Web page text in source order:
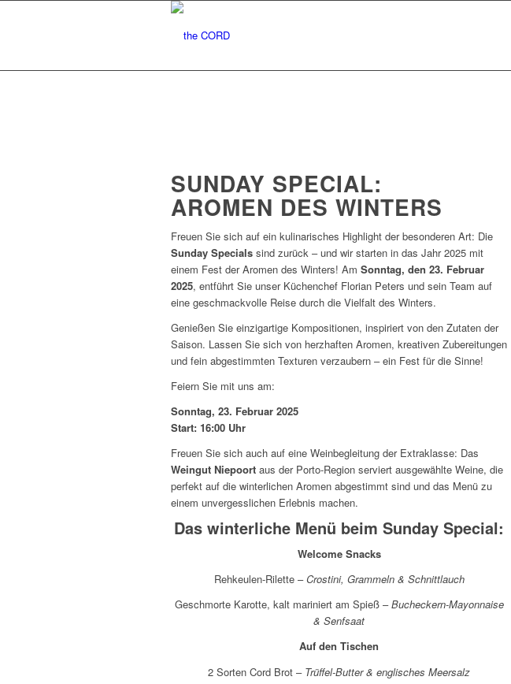
SUNDAY SPECIAL:
AROMEN DES WINTERS
Freuen Sie sich auf ein kulinarisches Highlight der besonderen Art: Die
Sunday Specials sind zurück – und wir starten in das Jahr 2025 mit
einem Fest der Aromen des Winters! Am Sonntag, den 23. Februar
2025, entführt Sie unser Küchenchef Florian Peters und sein Team auf
eine geschmackvolle Reise durch die Vielfalt des Winters.
Genießen Sie einzigartige Kompositionen, inspiriert von den Zutaten der
Saison. Lassen Sie sich von herzhaften Aromen, kreativen Zubereitungen
und fein abgestimmten Texturen verzaubern – ein Fest für die Sinne!
Feiern Sie mit uns am:
Sonntag, 23. Februar 2025
Start: 16:00 Uhr
Freuen Sie sich auch auf eine Weinbegleitung der Extraklasse: Das
Weingut Niepoort aus der Porto-Region serviert ausgewählte Weine, die
perfekt auf die winterlichen Aromen abgestimmt sind und das Menü zu
einem unvergesslichen Erlebnis machen.
Das winterliche Menü beim Sunday Special:
Welcome Snacks
Rehkeulen-Rilette –Crostini, Grammeln & Schnittlauch
Geschmorte Karotte, kalt mariniert am Spieß –Bucheckern-Mayonnaise
& Senfsaat
Auf den Tischen
2 Sorten Cord Brot – Trüffel-Butter & englisches Meersalz